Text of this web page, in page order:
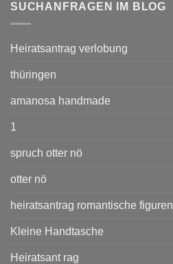
SUCHANFRAGEN IM BLOG
Heiratsantrag verlobung
thüringen
amanosa handmade
1
spruch otter nö
otter nö
heiratsantrag romantische figuren
Kleine Handtasche
Heiratsant rag